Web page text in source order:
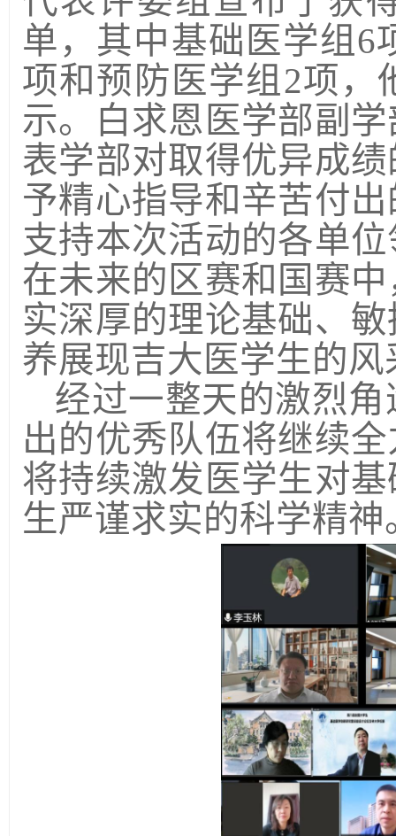
单，其中基础医学组6
项和预防医学组2项，
示。白求恩医学部副
表学部对取得优异成
予精心指导和辛苦付
支持本次活动的各单
在未来的区赛和国赛
实深厚的理论基础、
养展现吉大医学生的风
经过一整天的激烈
出的优秀队伍将继续
将持续激发医学生对
生严谨求实的科学精神